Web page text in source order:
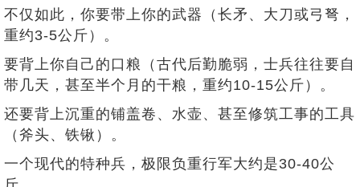
不仅如此，你要带上你的武器（长矛、大刀或弓弩，
重约3-5公斤）。
要背上你自己的口粮（古代后勤脆弱，士兵往往要自
带几天，甚至半个月的干粮，重约10-15公斤）。
还要背上沉重的铺盖卷、水壶、甚至修筑工事的工具
（斧头、铁锹）。
一个现代的特种兵，极限负重行军大约是30-40公